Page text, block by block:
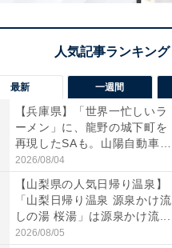
最新 一週間
【兵庫県】「世界一忙しいラ
ーメン」に、龍野の城下町を
再現したSAも。山陽自動車
道...
2026/08/04
【山梨県の人気日帰り温泉】
「山梨日帰り温泉 源泉かけ流
しの湯 桜湯」は源泉かけ流...
2026/08/05